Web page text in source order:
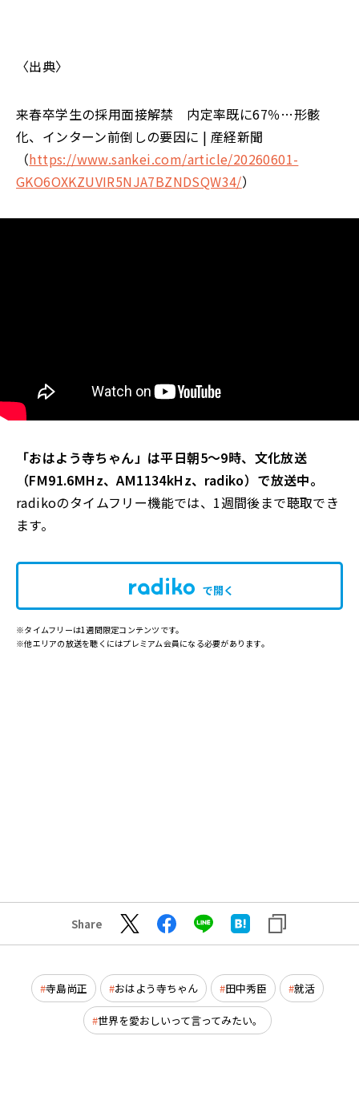
〈出典〉
来春卒学生の採用面接解禁 内定率既に67％…形骸
化、インターン前倒しの要因に | 産経新聞
（https://www.sankei.com/article/20260601-
GKO6OXKZUVIR5NJA7BZNDSQW34/）
「おはよう寺ちゃん」は平日朝5～9時、文化放送
（FM91.6MHz、AM1134kHz、radiko）で放送中。
radikoのタイムフリー機能では、1週間後まで聴取でき
ます。
で開く
※タイムフリーは1週間限定コンテンツです。
※他エリアの放送を聴くにはプレミアム会員になる必要があります。
Share
寺島尚正 おはよう寺ちゃん 田中秀臣 就活
世界を愛おしいって言ってみたい。